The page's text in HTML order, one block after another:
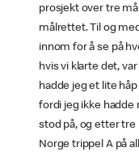
prosjekt over tre
målrettet. Til og
innom for å se på
hvis vi klarte det,
hadde jeg et lite
fordi jeg ikke hadde
stod på, og etter
Norge trippel A på